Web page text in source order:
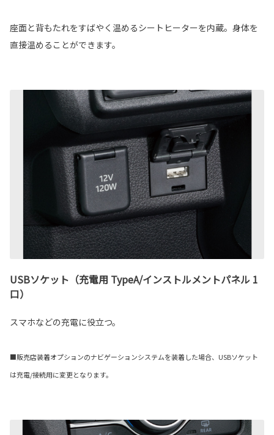
座面と背もたれをすばやく温めるシートヒーターを内蔵。身体を
直接温めることができます。
USBソケット（充電用 TypeA/インストルメントパネル 1
口）
スマホなどの充電に役立つ。
■販売店装着オプションのナビゲーションシステムを装着した場合、USBソケット
は充電/接続用に変更となります。